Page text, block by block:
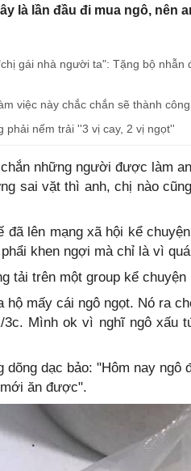
là lần đầu đi mua ngô, nên
gái nhà người ta": Tặng bộ nhẫn
việc này chắc chắn sẽ thành công
phải nếm trải ''3 vị cay, 2 vị ngọt''
những người được làm
sai vặt thì anh, chị nào
lên mạng xã hội kể
khen ngợi mà chỉ là vì
tải trên một group kể chuyện
hộ mấy cái ngô ngọt. Nó ra
3c. Mình ok vì nghĩ ngô xấu
dõng dạc bảo: "Hôm nay ngô
ăn được".